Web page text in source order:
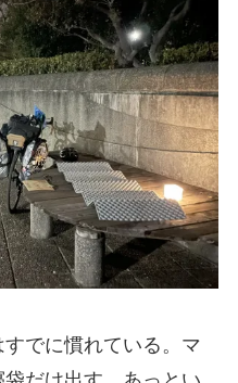
でに慣れている。マ